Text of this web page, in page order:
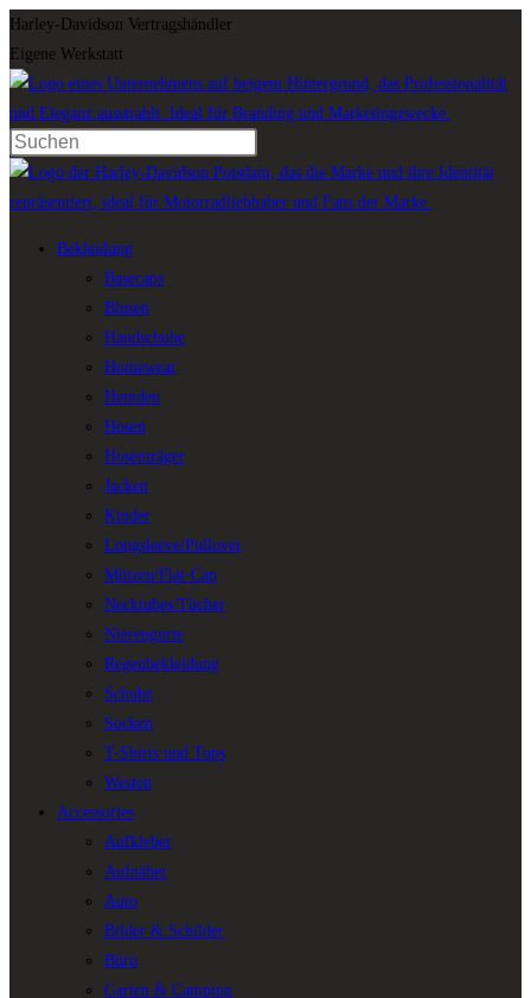
Zum
Inhalt
springen
Harley-Davidson Vertragshändler
Eigene Werkstatt
Escape
to
Bekleidung
Basecaps
Blusen
Handschuhe
Homewear
Hemden
Hosen
Hosenträger
Jacken
Kinder
Longsleeve/Pullover
Mützen/Flat-Cap
Necktubes/Tücher
Nierengurte
Regenbekleidung
Schuhe
Socken
T-Shirts und Tops
Westen
Accessories
Aufkleber
Aufnäher
Auto
Bilder & Schilder
Büro
Garten & Camping